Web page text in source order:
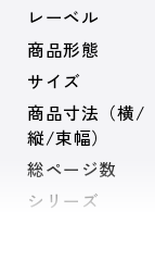
レーベル
商品形態
サイズ
商品寸法（横/
縦/束幅）
総ページ数
シリーズ